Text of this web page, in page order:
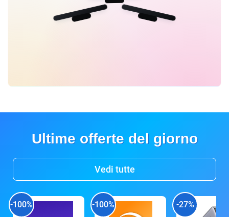
Ultime offerte del giorno
Vedi tutte
-100% -100% -27%